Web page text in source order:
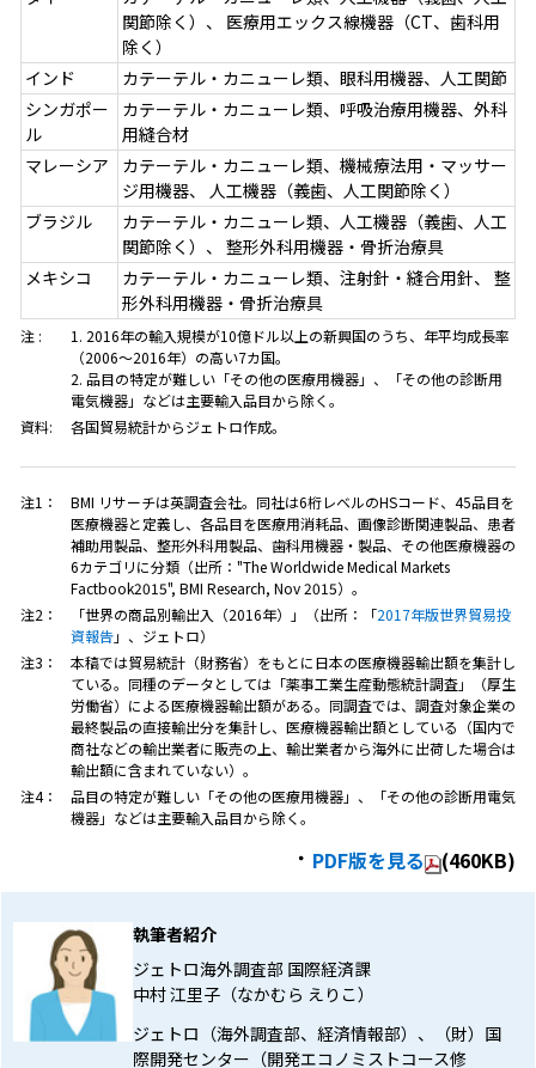
関節除く）、 医療用エックス線機器（CT、歯科用
除く）
インド
カテーテル・カニューレ類、眼科用機器、人工関節
シンガポー
ル
カテーテル・カニューレ類、呼吸治療用機器、外科
用縫合材
マレーシア
カテーテル・カニューレ類、機械療法用・マッサー
ジ用機器、 人工機器（義歯、人工関節除く）
ブラジル
カテーテル・カニューレ類、人工機器（義歯、人工
関節除く）、 整形外科用機器・骨折治療具
メキシコ
カテーテル・カニューレ類、注射針・縫合用針、 整
形外科用機器・骨折治療具
注 :
1. 2016年の輸入規模が10億ドル以上の新興国のうち、年平均成長率
（2006～2016年）の高い7カ国。
2. 品目の特定が難しい「その他の医療用機器」、「その他の診断用
電気機器」などは主要輸入品目から除く。
資料:
各国貿易統計からジェトロ作成。
注1：
BMI リサーチは英調査会社。同社は6桁レベルのHSコード、45品目を
医療機器と定義し、各品目を医療用消耗品、画像診断関連製品、患者
補助用製品、整形外科用製品、歯科用機器・製品、その他医療機器の
6カテゴリに分類（出所： "The Worldwide Medical Markets
Factbook2015", BMI Research, Nov 2015）。
注2：
「世界の商品別輸出入（2016年）」（出所：「2017年版世界貿易投
資報告」、ジェトロ）
注3：
本稿では貿易統計（財務省）をもとに日本の医療機器輸出額を集計し
ている。同種のデータとしては「薬事工業生産動態統計調査」（厚生
労働省）による医療機器輸出額がある。同調査では、調査対象企業の
最終製品の直接輸出分を集計し、医療機器輸出額としている（国内で
商社などの輸出業者に販売の上、輸出業者から海外に出荷した場合は
輸出額に含まれていない）。
注4：
品目の特定が難しい「その他の医療用機器」、「その他の診断用電気
機器」などは主要輸入品目から除く。
PDF版を見る (460KB)
執筆者紹介
ジェトロ海外調査部 国際経済課
中村 江里子（なかむら えりこ）
ジェトロ（海外調査部、経済情報部）、（財）国
際開発センター（開発エコノミストコース修